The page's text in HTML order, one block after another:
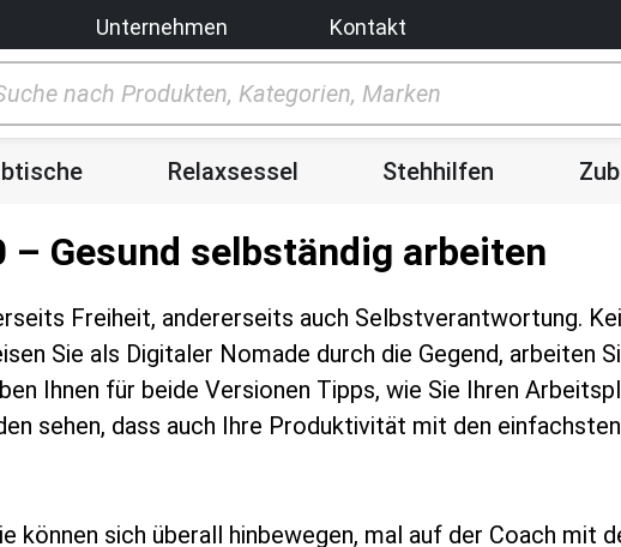
Unternehmen Kontakt
Relaxsessel Stehhilfen
– Gesund selbständig arbeiten
Freiheit, andererseits auch Selbstverantwortung.
Sie als Digitaler Nomade durch die Gegend, arbeiten
Ihnen für beide Versionen Tipps, wie Sie Ihren
sehen, dass auch Ihre Produktivität mit den
können sich überall hinbewegen, mal auf der Coach mit